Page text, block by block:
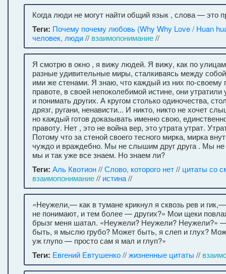
Когда люди не могут найти общий язык , слова — это
Теги: Почему почему любовь (Why Why Love / Huan
человек, люди// взаимопонимание//
Я смотрю в окно , я вижу людей. Я вижу, как по
разные удивительные миры, сталкиваясь между
ими же стенами. Я знаю, что каждый из них по-своему
правоте, в своей непоколебимой истине, они
и понимать других. А кругом столько одиночества,
дрязг, ругани, ненависти... И никто, никто не хочет
но каждый готов доказывать именно свою,
правоту. Нет , это не война вер, это утрата утрат.
Потому что за стеной своего тесного мирка, мирка
чуждо и враждебно. Мы не слышим друг друга . Мы
мы и так уже все знаем. Но знаем ли?
Теги: Аль Квотион//Слово, которого нет// цитаты со
взаимопонимание// истина//
«Неужели,— как в тумане крикнул я сквозь рев и
не понимают, и тем более — других?» Мои щеки
брызг меня шатал. «Неужели? Неужели? Неужели?»
быть, я мыслю грубо? Может быть, я слеп и глух?
уж глупо — просто сам я мал и глуп?»
Теги: Евгений Евтушенко//жизненные цитаты //